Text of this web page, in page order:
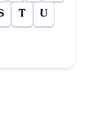
T U